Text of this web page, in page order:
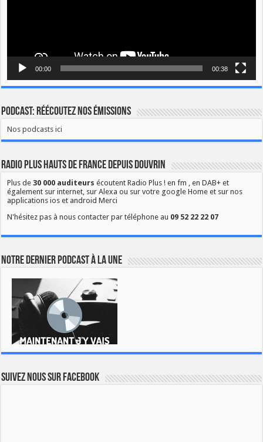
00:00 00:38
Podcast: Réécoutez nos émissions
Nos podcasts ici
Radio Plus Hauts de France depuis Douvrin
Plus de30 000 auditeurs écoutent Radio Plus ! en fm , en DAB+ et
également sur internet, sur Alexa ou sur votre google Home et sur nos
applications ios et android Merci
N'hésitez pas à nous contacter par téléphone au 09 52 22 22 07
Notre dernier podcast à la une
Suivez nous sur Facebook